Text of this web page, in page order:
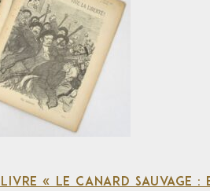
« LE CANARD SAUVAGE :